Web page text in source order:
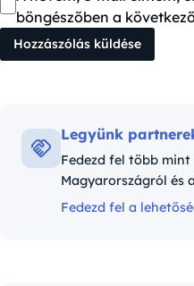
böngészőben a
Legyünk
Fedezd fel több
Magyarországról és
Fedezd fel a